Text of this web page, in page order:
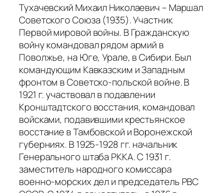
Тухачевский Михаил Николаевич – Маршал
Советского Союза (1935). Участник
Первой мировой войны. В Гражданскую
войну командовал рядом армий в
Поволжье, на Юге, Урале, в Сибири. Был
командующим Кавказским и Западным
фронтом в Советско-польской войне. В
1921 г. участвовал в подавлении
Кронштадтского восстания, командовал
войсками, подавившими крестьянское
восстание в Тамбовской и Воронежской
губерниях. В 1925-1928 гг. начальник
Генерального штаба РККА. С 1931 г.
заместитель народного комиссара
военно-морских дел и председатель РВС